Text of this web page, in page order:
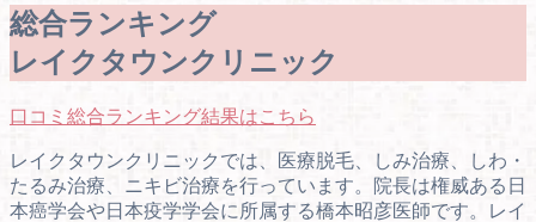
総合ランキング
レイクタウンクリニック
口コミ総合ランキング結果はこちら
レイクタウンクリニックでは、医療脱毛、しみ治療、しわ・
たるみ治療、ニキビ治療を行っています。院長は権威ある日
本癌学会や日本疫学学会に所属する橋本昭彦医師です。レイ